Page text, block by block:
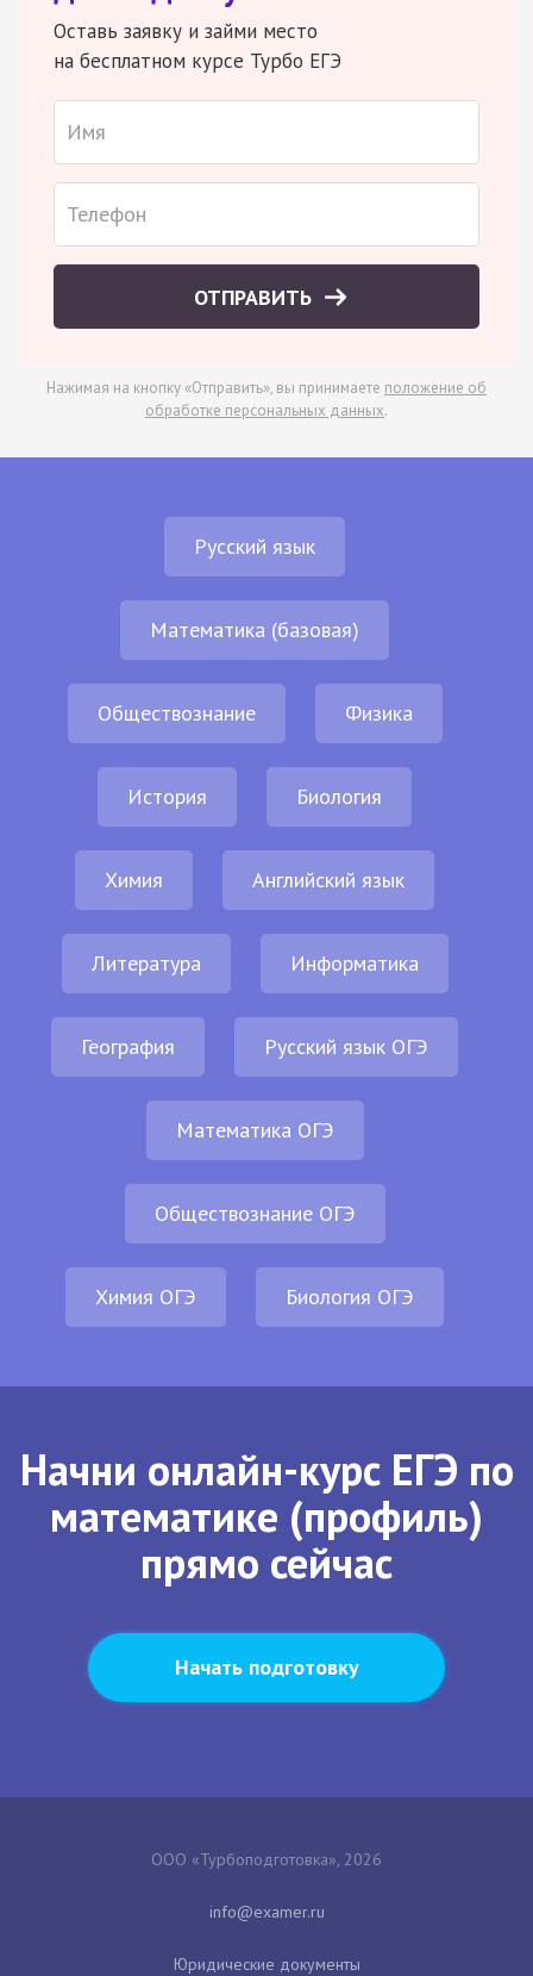
Оставь заявку и займи место
на бесплатном курсе Турбо ЕГЭ
ОТПРАВИТЬ
Нажимая на кнопку «Отправить», вы принимаете положение об
обработке персональных данных.
Русский язык
Математика (базовая)
Обществознание Физика
История Биология
Химия Английский язык
Литература Информатика
География Русский язык ОГЭ
Математика ОГЭ
Обществознание ОГЭ
Химия ОГЭ Биология ОГЭ
Начни онлайн-курс ЕГЭ по
математике (профиль)
прямо сейчас
Начать подготовку
ООО «Турбоподготовка», 2026
Юридические документы